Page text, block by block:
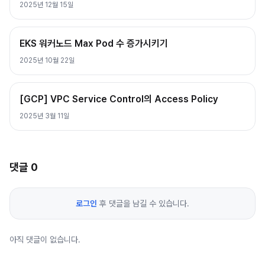
2025년 12월 15일
EKS 워커노드 Max Pod 수 증가시키기
2025년 10월 22일
[GCP] VPC Service Control의 Access Policy
2025년 3월 11일
댓글 0
로그인 후 댓글을 남길 수 있습니다.
아직 댓글이 없습니다.